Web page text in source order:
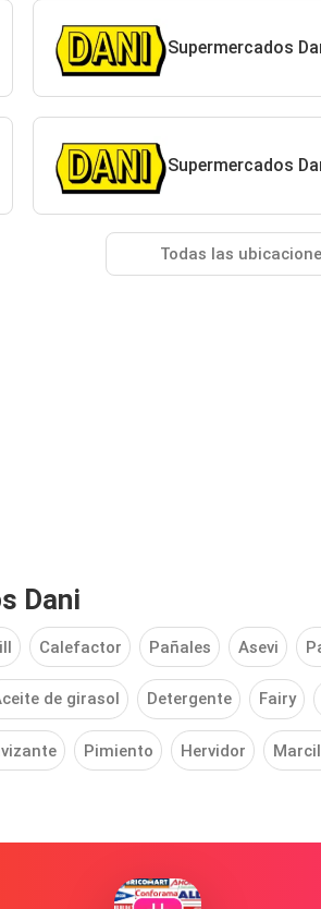
Supermercados
Supermercados
Todas las
Dani
Calefactor Pañales Asevi
de girasol Detergente Fairy
Pimiento Hervidor